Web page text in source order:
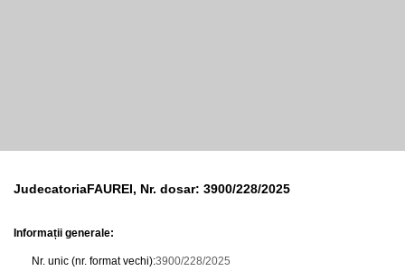
JudecatoriaFAUREI, Nr. dosar: 3900/228/2025
Informații generale:
Nr. unic (nr. format vechi):3900/228/2025